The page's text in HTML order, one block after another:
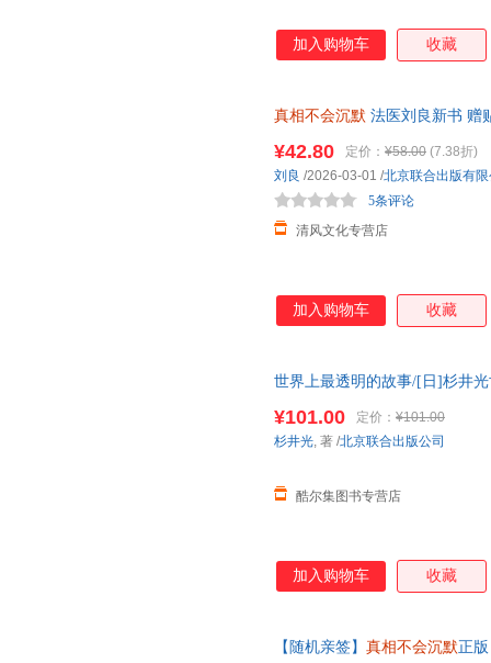
加入购物车 收藏
真相不会沉默 法医刘良新书 赠
¥42.80 定价： ¥58.00 (7.38折)
清风文化专营店
5条评论
刘良 /2026-03-01 /北京联合出版有
加入购物车 收藏
世界上最透明的故事/[日]杉井
¥101.00 定价： ¥101.00
酷尔集图书专营店
杉井光, 著 /北京联合出版公司
加入购物车 收藏
【随机亲签】 真相不会沉默正